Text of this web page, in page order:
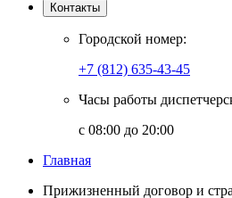
Контакты
Городской номер:
+7 (812) 635-43-45
Часы работы
с 08:00 до 20:00
Главная
Прижизненный договор и